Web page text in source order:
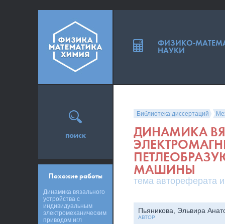
Библиотека диссертаций
ДИНАМИКА
МАШИНЫ
тема автореферата
Пьяникова, Эльвира
АВТОР
поиск
Похожие работы
Динамика вязального
устройства с
индивидуальным
электромеханическим
приводом игл
ФИЗИКО-
НАУКИ